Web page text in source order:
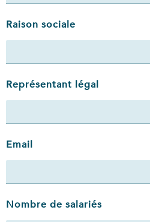
Raison sociale
Représentant légal
Email
Nombre de salariés